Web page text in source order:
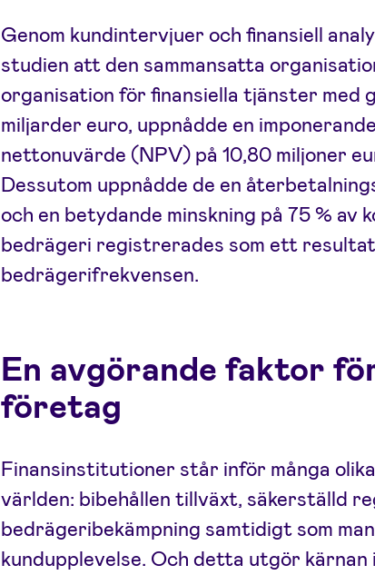
Genom kundintervjuer och finansiell
studien att den sammansatta
organisation för finansiella tjänster med
miljarder euro, uppnådde en
nettonuvärde (NPV) på 10,80 miljoner
Dessutom uppnådde de en
och en betydande minskning på 75 % av
bedrägeri registrerades som ett resultat
bedrägerifrekvensen.
En avgörande faktor
företag
Finansinstitutioner står inför många
världen: bibehållen tillväxt, säkerställd
bedrägeribekämpning samtidigt som
kundupplevelse. Och detta utgör